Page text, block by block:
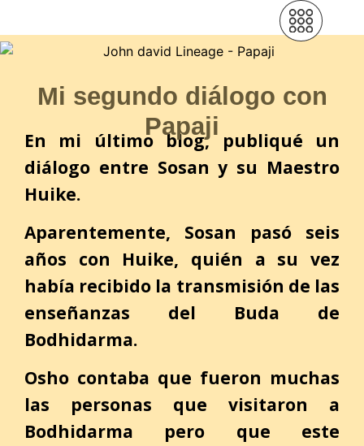
Mi segundo diálogo con
Papaji
En mi último blog, publiqué un
diálogo entre Sosan y su Maestro
Huike.
Aparentemente, Sosan pasó seis
años con Huike, quién a su vez
había recibido la transmisión de las
enseñanzas del Buda de
Bodhidarma.
Osho contaba que fueron muchas
las personas que visitaron a
Bodhidarma pero que este